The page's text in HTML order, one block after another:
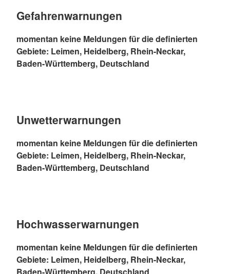
Gefahrenwarnungen
momentan keine Meldungen für die definierten
Gebiete: Leimen, Heidelberg, Rhein-Neckar,
Baden-Württemberg, Deutschland
Unwetterwarnungen
momentan keine Meldungen für die definierten
Gebiete: Leimen, Heidelberg, Rhein-Neckar,
Baden-Württemberg, Deutschland
Hochwasserwarnungen
momentan keine Meldungen für die definierten
Gebiete: Leimen, Heidelberg, Rhein-Neckar,